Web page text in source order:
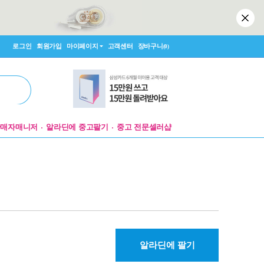
로그인 회원가입 마이페이지 고객센터 장바구니(0)
자매니저 알라딘에 중고팔기 중고 전문셀러샵
알라딘에 팔기